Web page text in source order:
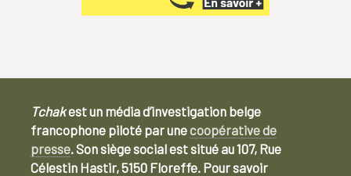
Tchakest un média d’investigation belge
francophone piloté par unecoopérative de
presse. Son siège social est situé au 107, Rue
Célestin Hastir, 5150 Floreffe. Pour savoir